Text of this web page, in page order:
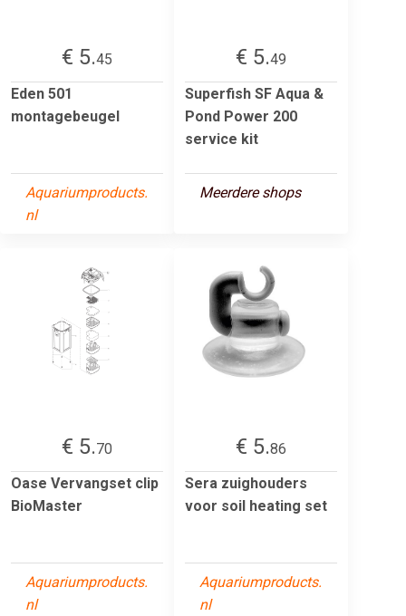
€ 5.45
Eden 501
montagebeugel
Aquariumproducts.
nl
€ 5.49
Superfish SF Aqua &
Pond Power 200
service kit
Meerdere shops
€ 5.70
Oase Vervangset clip
BioMaster
Aquariumproducts.
nl
€ 5.86
Sera zuighouders
voor soil heating set
Aquariumproducts.
nl